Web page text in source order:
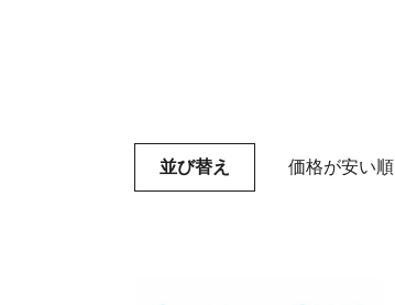
並び替え 価格が安い順